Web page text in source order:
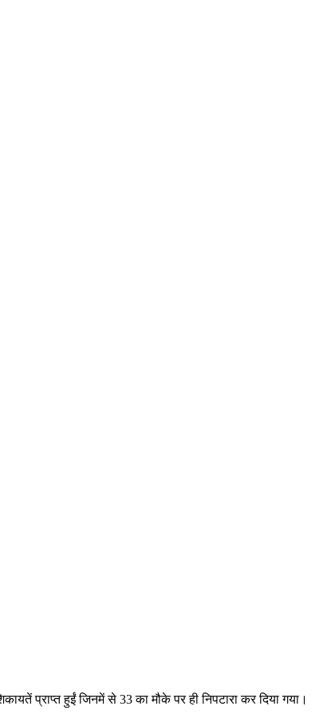
प्राप्त हुईं जिनमें से 33 का मौके पर ही निपटारा कर दिया गया।